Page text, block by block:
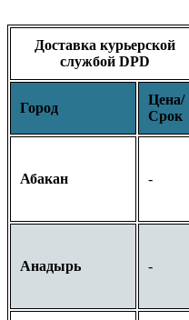
Доставка курьерской
службой DPD
Город
Цена/
Срок
Абакан -
Анадырь -